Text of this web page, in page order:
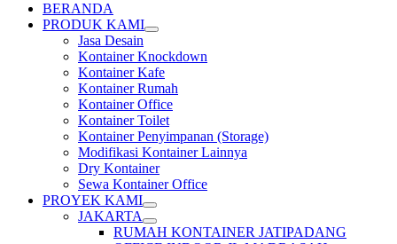
BERANDA
PRODUK KAMI
Jasa Desain
Kontainer Knockdown
Kontainer Kafe
Kontainer Rumah
Kontainer Office
Kontainer Toilet
Kontainer Penyimpanan (Storage)
Modifikasi Kontainer Lainnya
Dry Kontainer
Sewa Kontainer Office
PROYEK KAMI
JAKARTA
RUMAH KONTAINER JATIPADANG